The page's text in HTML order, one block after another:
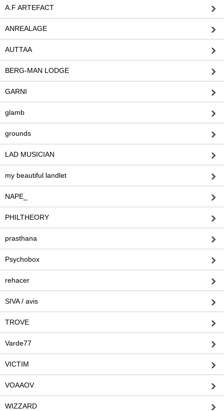
A.F ARTEFACT
ANREALAGE
AUTTAA
BERG-MAN LODGE
GARNI
glamb
grounds
LAD MUSICIAN
my beautiful landlet
NAPE_
PHILTHEORY
prasthana
Psychobox
rehacer
SIVA / avis
TROVE
Varde77
VICTIM
VOAAOV
WIZZARD